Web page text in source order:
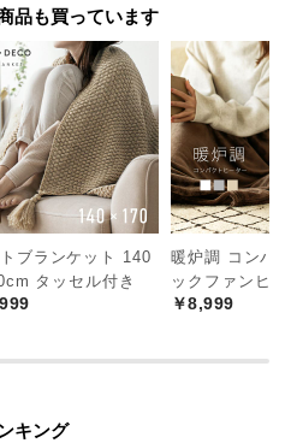
品も買っています
ブランケット 140
タッセル付き
暖炉調 コンパ
ックファンヒ
￥8,999
キング